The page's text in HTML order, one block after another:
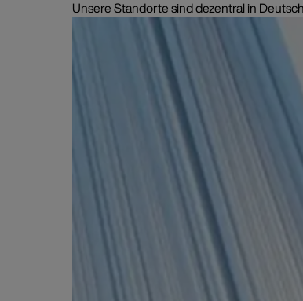
Unsere Standorte sind dezentral in